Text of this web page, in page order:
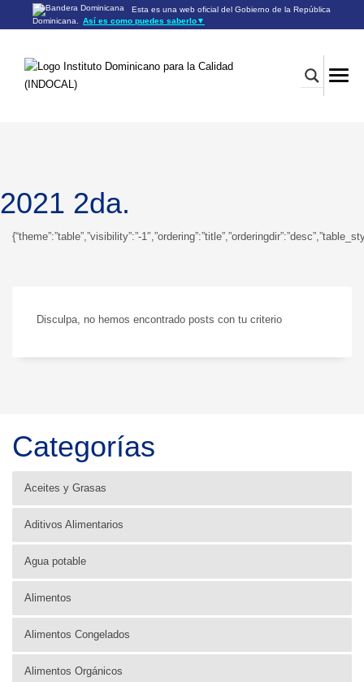
Esta es una web oficial del Gobierno de la República
Dominicana.
Así es como puedes saberlo▼
Los sitios web oficiales utilizan .gob.do o .gov.do
Los sitios web oficiales .gob.do o .gov.do seguros utilizan
HTTPS
2021 2da.
{“theme”:”table”,”visibility”:”-
Disculpa, no hemos encontrado posts con tu criterio
Categorías
Aceites y Grasas
Aditivos Alimentarios
Agua potable
Alimentos
Alimentos Congelados
Alimentos Orgánicos